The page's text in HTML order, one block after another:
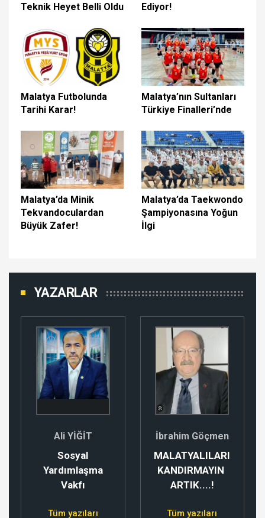
Teknik Heyet Belli Oldu
Ediyor!
Malatya Futbolunda
Tarihi Karar!
Malatya’nın Sultanları
Türkiye Finalleri’nde
Malatya’da Minik
Tekvandoculardan
Büyük Zafer!
Malatya’da Taekwondo
Şampiyonasına Yoğun
İlgi
YAZARLAR
Ali YİĞİT
Sosyal
Yardımlaşma
Vakfı
Tüm yazıları
İbrahim Göçmen
MALATYALILARI
KANDIRMAYIN
ARTIK....!
Tüm yazıları